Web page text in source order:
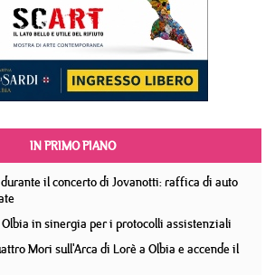
IN PRIMO PIANO
il concerto di Jovanotti: raffica di auto
in sinergia per i protocolli assistenziali
Mori sull'Arca di Lorè a Olbia e accende il